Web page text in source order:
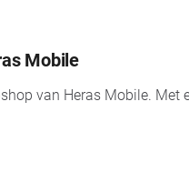
Mobile
van Heras Mobile. Met